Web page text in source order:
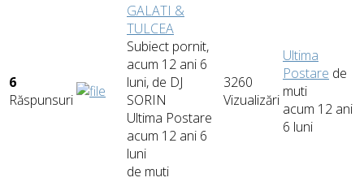
6
Răspunsuri
GALATI &
TULCEA
Subiect pornit,
acum 12 ani 6
luni, de DJ
SORIN
Ultima Postare
acum 12 ani 6
luni
de muti
3260
Vizualizări
Ultima
Postare de
muti
acum 12 ani
6 luni